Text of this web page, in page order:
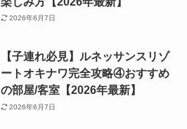
2026年6月7日
【子連れ必見】ルネッサンスリゾ
ートオキナワ完全攻略④おすすめ
の部屋/客室【2026年最新】
2026年6月7日